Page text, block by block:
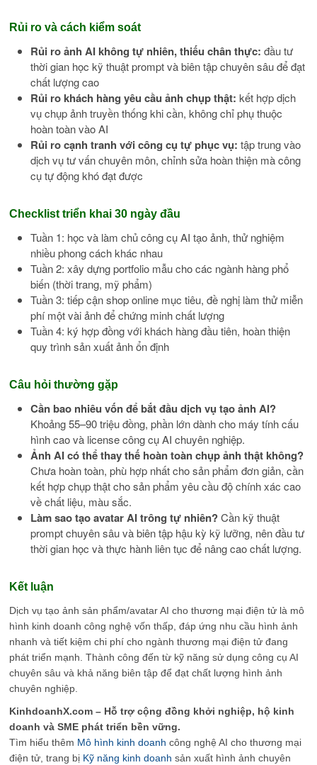
Rủi ro và cách kiểm soát
Rủi ro ảnh AI không tự nhiên, thiếu chân thực: đầu tư
thời gian học kỹ thuật prompt và biên tập chuyên sâu để đạt
chất lượng cao
Rủi ro khách hàng yêu cầu ảnh chụp thật: kết hợp dịch
vụ chụp ảnh truyền thống khi cần, không chỉ phụ thuộc
hoàn toàn vào AI
Rủi ro cạnh tranh với công cụ tự phục vụ: tập trung vào
dịch vụ tư vấn chuyên môn, chỉnh sửa hoàn thiện mà công
cụ tự động khó đạt được
Checklist triển khai 30 ngày đầu
Tuần 1: học và làm chủ công cụ AI tạo ảnh, thử nghiệm
nhiều phong cách khác nhau
Tuần 2: xây dựng portfolio mẫu cho các ngành hàng phổ
biến (thời trang, mỹ phẩm)
Tuần 3: tiếp cận shop online mục tiêu, đề nghị làm thử miễn
phí một vài ảnh để chứng minh chất lượng
Tuần 4: ký hợp đồng với khách hàng đầu tiên, hoàn thiện
quy trình sản xuất ảnh ổn định
Câu hỏi thường gặp
Cần bao nhiêu vốn để bắt đầu dịch vụ tạo ảnh AI?
Khoảng 55–90 triệu đồng, phần lớn dành cho máy tính cấu
hình cao và license công cụ AI chuyên nghiệp.
Ảnh AI có thể thay thế hoàn toàn chụp ảnh thật không?
Chưa hoàn toàn, phù hợp nhất cho sản phẩm đơn giản, cần
kết hợp chụp thật cho sản phẩm yêu cầu độ chính xác cao
về chất liệu, màu sắc.
Làm sao tạo avatar AI trông tự nhiên?Cần kỹ thuật
prompt chuyên sâu và biên tập hậu kỳ kỹ lưỡng, nên đầu tư
thời gian học và thực hành liên tục để nâng cao chất lượng.
Kết luận
Dịch vụ tạo ảnh sản phẩm/avatar AI cho thương mại điện tử là mô
hình kinh doanh công nghệ vốn thấp, đáp ứng nhu cầu hình ảnh
nhanh và tiết kiệm chi phí cho ngành thương mại điện tử đang
phát triển mạnh. Thành công đến từ kỹ năng sử dụng công cụ AI
chuyên sâu và khả năng biên tập để đạt chất lượng hình ảnh
chuyên nghiệp.
KinhdoanhX.com – Hỗ trợ cộng đồng khởi nghiệp, hộ kinh
doanh và SME phát triển bền vững.
Tìm hiểu thêm Mô hình kinh doanh công nghệ AI cho thương mại
điện tử, trang bị Kỹ năng kinh doanh sản xuất hình ảnh chuyên